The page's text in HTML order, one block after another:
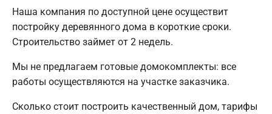
Наша компания по доступной цене осуществит
постройку деревянного дома в короткие сроки.
Строительство займет от 2 недель.
Мы не предлагаем готовые домокомплекты: все
работы осуществляются на участке заказчика.
Сколько стоит построить качественный дом, тарифы